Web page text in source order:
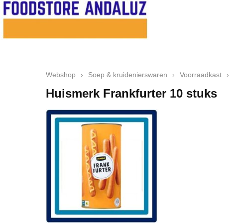
Webshop › Soep & kruidenierswaren › Voorraadkast ›
Huismerk Frankfurter 10 stuks